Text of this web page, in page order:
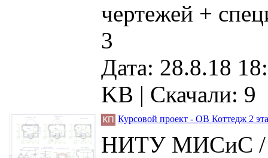
чертежей +
3
Дата: 28.8.18
KB | Скачали: 9
Курсовой проект - ОВ Коттедж 2
НИТУ МИСиС /